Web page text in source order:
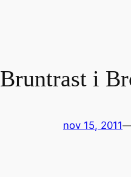
Bruntrast i
nov 15, 2011